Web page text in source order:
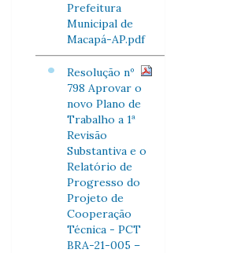
Prefeitura
Municipal de
Macapá-AP.pdf
Resolução nº
798 Aprovar o
novo Plano de
Trabalho a 1ª
Revisão
Substantiva e o
Relatório de
Progresso do
Projeto de
Cooperação
Técnica - PCT
BRA-21-005 –